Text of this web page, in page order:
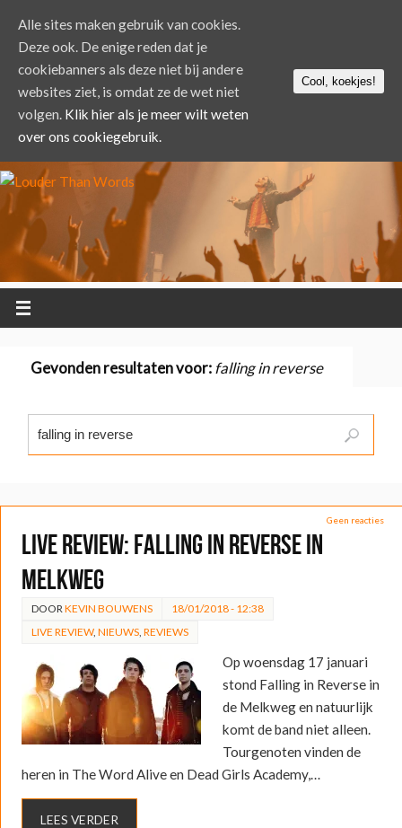
Gevonden resultaten voor:falling in reverse
Geen reacties
LIVE REVIEW: Falling in Reverse in
Melkweg
DOOR KEVIN BOUWENS
18/01/2018 - 12:38
LIVE REVIEW, NIEUWS, REVIEWS
Op woensdag 17 januari
stond Falling in Reverse in
de Melkweg en natuurlijk
komt de band niet alleen.
Tourgenoten vinden de
heren in The Word Alive en Dead Girls Academy,…
LEES VERDER
Alle sites maken gebruik van cookies.
Deze ook. De enige reden dat je
cookiebanners als deze niet bij andere
websites ziet, is omdat ze de wet niet
volgen. Klik hier als je meer wilt weten
over ons cookiegebruik.
Cool, koekjes!